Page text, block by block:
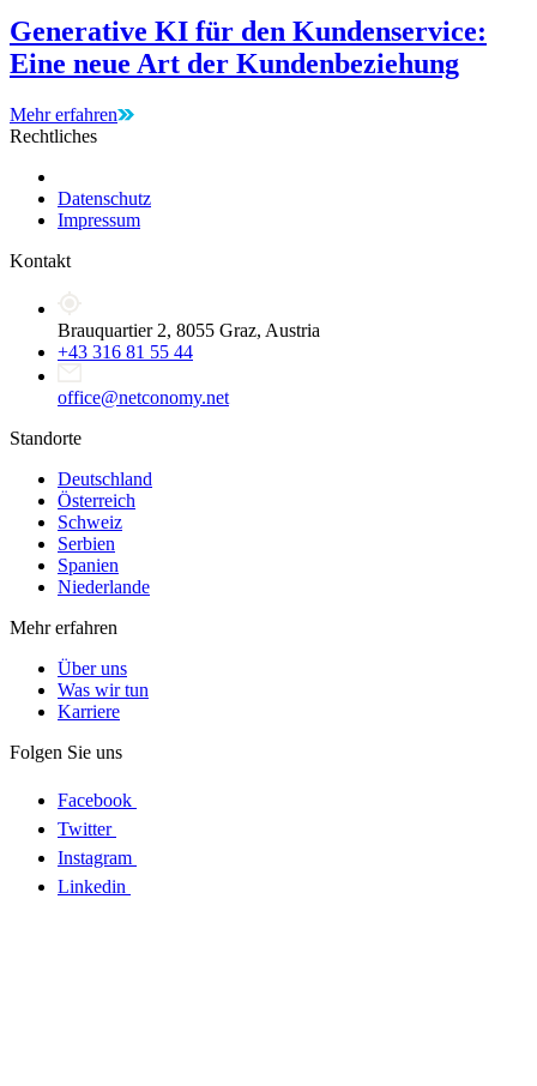
Generative KI für den Kundenservice:
Eine neue Art der Kundenbeziehung
Mehr erfahren
Rechtliches
Datenschutz
Impressum
Kontakt
Brauquartier 2, 8055 Graz, Austria
+43 316 81 55 44
office@netconomy.net
Standorte
Deutschland
Österreich
Schweiz
Serbien
Spanien
Niederlande
Mehr erfahren
Über uns
Was wir tun
Karriere
Folgen Sie uns
Facebook
Twitter
Instagram
Linkedin